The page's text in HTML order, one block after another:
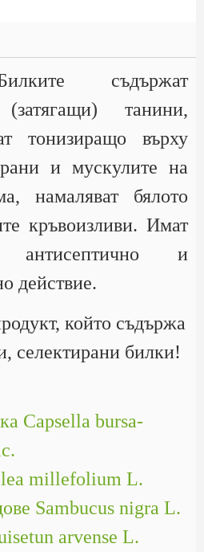
съдържат
(затягащи) танини,
тонизиращо върху
и мускулите на
намаляват бялото
кръвоизливи. Имат
антисептично и
действие.
който съдържа
селектирани билки!
Capsella bursa-
millefolium L.
Sambucus nigra L.
arvense L.